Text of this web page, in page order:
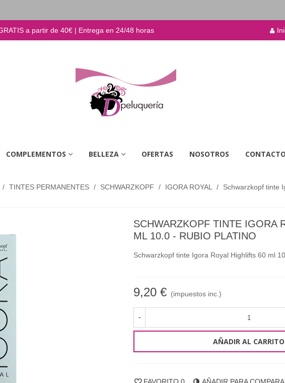
a partir de 40€ | Entrega en 24/48 horas
COMPLEMENTOS BELLEZA OFERTAS NOSOTROS CONTACTO
/ TINTES PERMANENTES / SCHWARZKOPF / IGORA ROYAL /
Schwarzkopf tinte
SCHWARZKOPF TINTE IGORA
ML 10.0 - RUBIO PLATINO
Schwarzkopf tinte Igora Royal Highlifts 60 ml
9,20 € (impuestos inc.)
-
AÑADIR AL CARRITO